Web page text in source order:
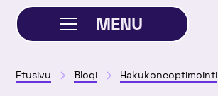
MENU
Etusivu Blogi Hakukoneoptimointi